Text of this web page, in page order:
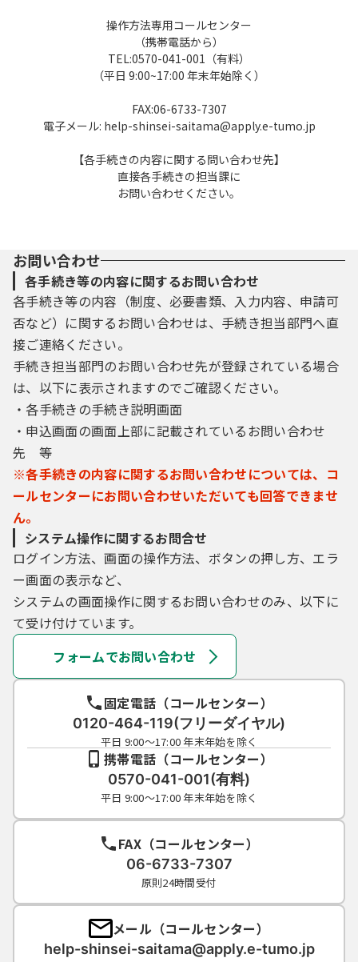
操作方法専用コールセンター
（携帯電話から）
TEL:0570-041-001（有料）
（平日 9:00~17:00 年末年始除く）
FAX:06-6733-7307
電子メール: help-shinsei-saitama@apply.e-tumo.jp
【各手続きの内容に関する問い合わせ先】
直接各手続きの担当課に
お問い合わせください。
お問い合わせ
各手続き等の内容に関するお問い合わせ
各手続き等の内容（制度、必要書類、入力内容、申請可
否など）に関するお問い合わせは、手続き担当部門へ直
接ご連絡ください。
手続き担当部門のお問い合わせ先が登録されている場合
は、以下に表示されますのでご確認ください。
・各手続きの手続き説明画面
・申込画面の画面上部に記載されているお問い合わせ
先 等
※各手続きの内容に関するお問い合わせについては、コ
ールセンターにお問い合わせいただいても回答できませ
ん。
システム操作に関するお問合せ
ログイン方法、画面の操作方法、ボタンの押し方、エラ
ー画面の表示など、
システムの画面操作に関するお問い合わせのみ、以下に
て受け付けています。
フォームでお問い合わせ
固定電話（コールセンター）
0120-464-119(フリーダイヤル)
平日 9:00～17:00 年末年始を除く
携帯電話（コールセンター）
0570-041-001(有料)
平日 9:00～17:00 年末年始を除く
FAX（コールセンター）
06-6733-7307
原則24時間受付
メール（コールセンター）
help-shinsei-saitama@apply.e-tumo.jp